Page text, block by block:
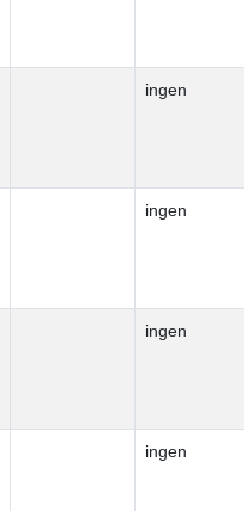
ingen
ingen
ingen
ingen